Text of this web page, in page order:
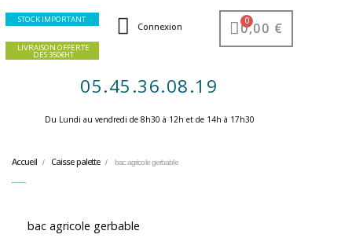
STOCK IMPORTANT
LIVRAISON OFFERTE
DES 350€HT
Connexion 0,00 €
05.45.36.08.19
Du Lundi au vendredi de 8h30 à 12h et de 14h à 17h30 ​
Accueil Caisse palette bac agricole gerbable
bac agricole gerbable